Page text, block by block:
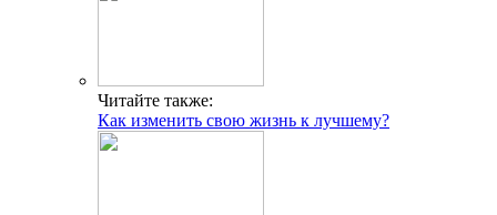
Читайте также:
Как изменить свою жизнь к лучшему?